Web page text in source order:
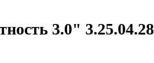
3.0" 3.25.04.28